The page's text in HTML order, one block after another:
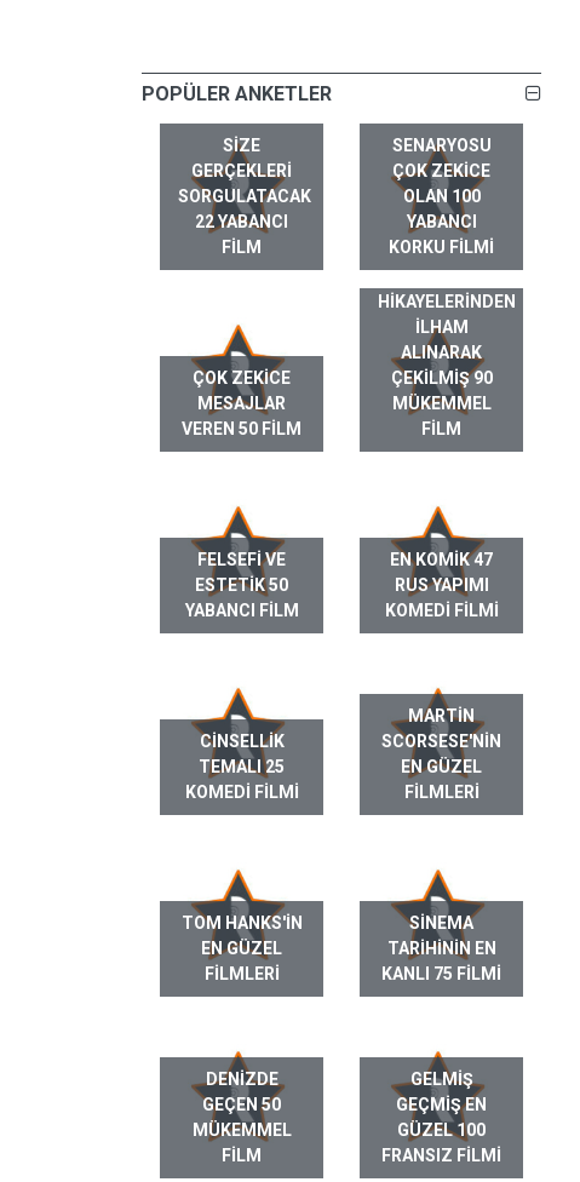
POPÜLER ANKETLER
SIZE
GERÇEKLERI
SORGULATACAK
22 YABANCI
FILM
SENARYOSU
ÇOK ZEKICE
OLAN 100
YABANCI
KORKU FILMI
ÇOK ZEKICE
MESAJLAR
VEREN 50 FILM
GERÇEK HAYAT
HIKAYELERINDEN
ILHAM
ALINARAK
ÇEKILMIŞ 90
MÜKEMMEL
FILM
FELSEFI VE
ESTETIK 50
YABANCI FILM
EN KOMIK 47
RUS YAPIMI
KOMEDI FILMI
CINSELLIK
TEMALI 25
KOMEDI FILMI
MARTIN
SCORSESE'NIN
EN GÜZEL
FILMLERI
TOM HANKS'IN
EN GÜZEL
FILMLERI
SINEMA
TARIHININ EN
KANLI 75 FILMI
DENIZDE
GEÇEN 50
MÜKEMMEL
FILM
GELMIŞ
GEÇMIŞ EN
GÜZEL 100
FRANSIZ FILMI